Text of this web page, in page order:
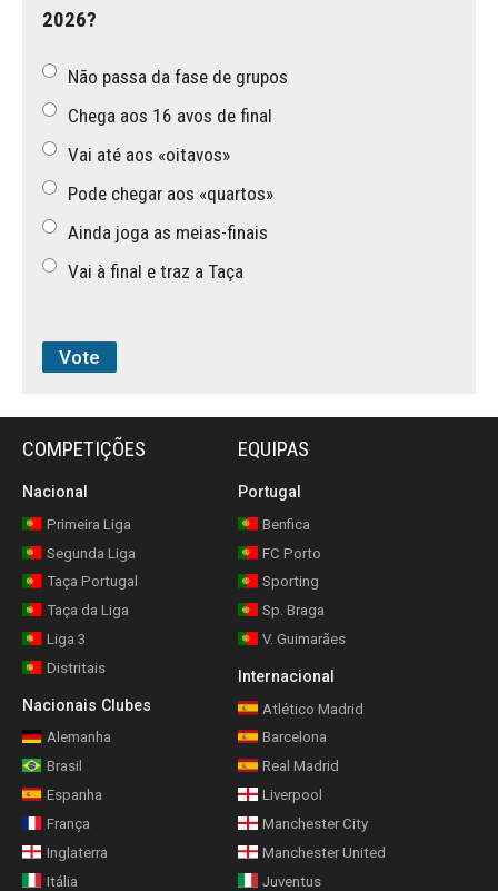
2026?
Não passa da fase de grupos
Chega aos 16 avos de final
Vai até aos «oitavos»
Pode chegar aos «quartos»
Ainda joga as meias-finais
Vai à final e traz a Taça
COMPETIÇÕES
Nacional
Primeira Liga
Segunda Liga
Taça Portugal
Taça da Liga
Liga 3
Distritais
Nacionais Clubes
Alemanha
Brasil
Espanha
França
Inglaterra
Itália
EQUIPAS
Portugal
Benfica
FC Porto
Sporting
Sp. Braga
V. Guimarães
Internacional
Atlético Madrid
Barcelona
Real Madrid
Liverpool
Manchester City
Manchester United
Juventus